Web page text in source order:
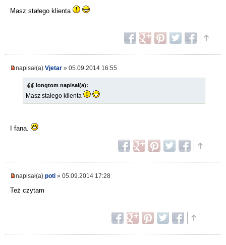
Masz stałego klienta
napisał(a) Vjetar » 05.09.2014 16:55
longtom napisał(a):
Masz stałego klienta
I fana.
napisał(a) poti » 05.09.2014 17:28
Też czytam